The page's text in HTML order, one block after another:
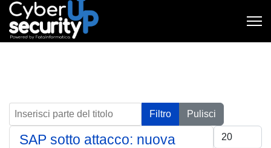
Inserisci parte del titolo Filtro
Pulisci
Visualizza #
SAP sotto attacco: nuova